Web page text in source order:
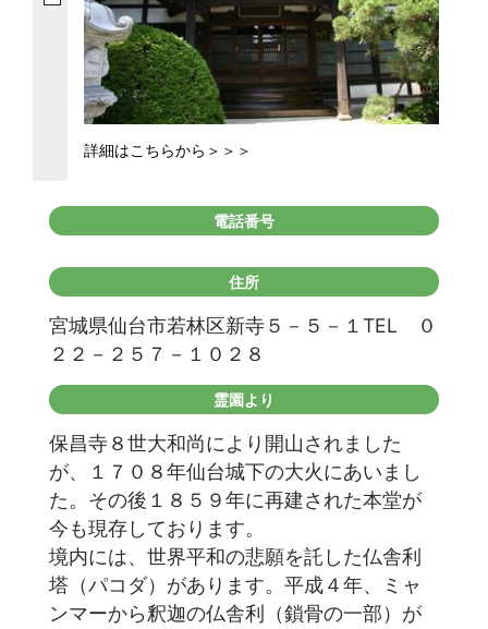
詳細はこちらから＞＞＞
電話番号
住所
宮城県仙台市若林区新寺５－５－１TEL ０
２２－２５７－１０２８
霊園より
保昌寺８世大和尚により開山されました
が、１７０８年仙台城下の大火にあいまし
た。その後１８５９年に再建された本堂が
今も現存しております。
境内には、世界平和の悲願を託した仏舎利
塔（パコダ）があります。平成４年、ミャ
ンマーから釈迦の仏舎利（鎖骨の一部）が